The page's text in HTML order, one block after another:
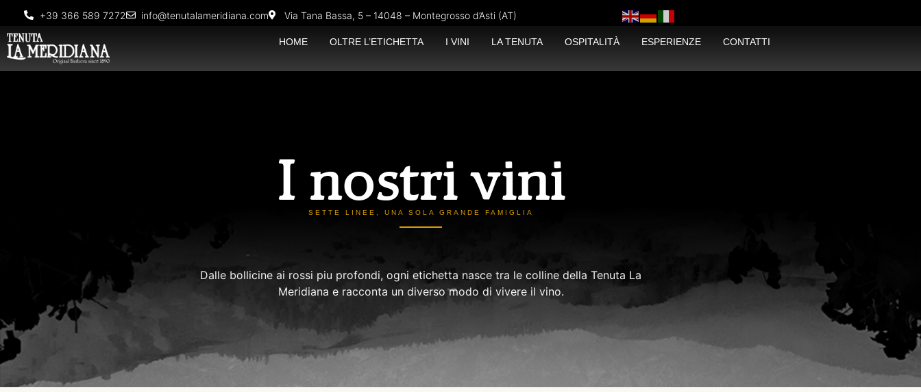
+39 366 589 7272 info@tenutalameridiana.com Via Tana Bassa, 5 – 14048 – Montegrosso d’Asti (AT)
HOME OLTRE L’ETICHETTA I VINI LA TENUTA OSPITALITÀ ESPERIENZE CONTATTI
I nostri vini
SETTE LINEE, UNA SOLA GRANDE FAMIGLIA
Dalle bollicine ai rossi piu profondi, ogni etichetta nasce tra le colline della Tenuta La
Meridiana e racconta un diverso modo di vivere il vino.